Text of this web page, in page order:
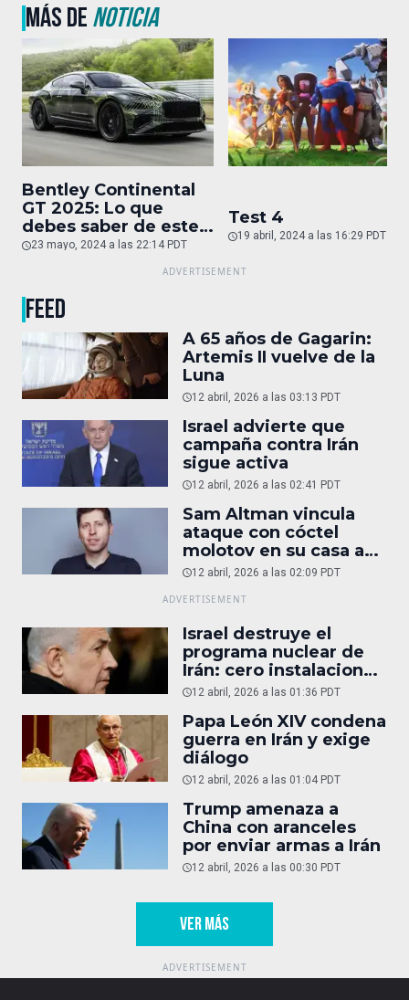
MÁS DENOTICIA
Bentley Continental
GT 2025: Lo que
debes saber de este
auto de superlujo
23 mayo, 2024 a las 22:14 PDT
Test 4
19 abril, 2024 a las 16:29 PDT
FEED
A 65 años de Gagarin:
Artemis II vuelve de la
Luna
12 abril, 2026 a las 03:13 PDT
Israel advierte que
campaña contra Irán
sigue activa
12 abril, 2026 a las 02:41 PDT
Sam Altman vincula
ataque con cóctel
molotov en su casa a
reportaje
12 abril, 2026 a las 02:09 PDT
Israel destruye el
programa nuclear de
Irán: cero instalaciones
operativas
12 abril, 2026 a las 01:36 PDT
Papa León XIV condena
guerra en Irán y exige
diálogo
12 abril, 2026 a las 01:04 PDT
Trump amenaza a
China con aranceles
por enviar armas a Irán
12 abril, 2026 a las 00:30 PDT
VER MÁS